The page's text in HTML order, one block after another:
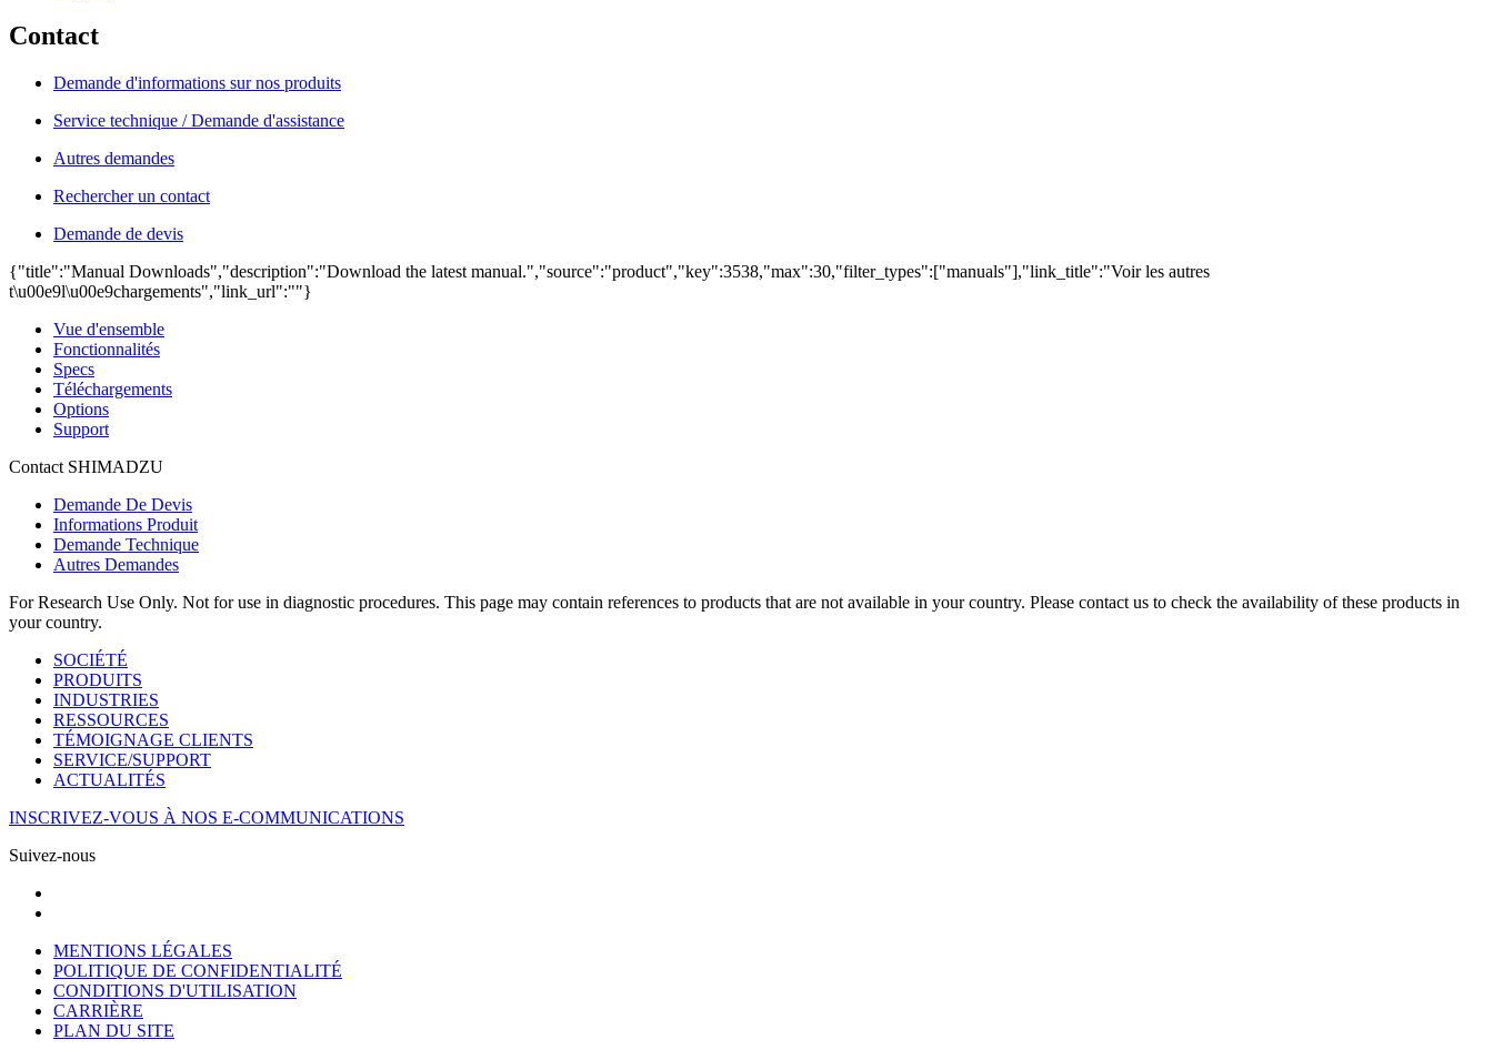
Contact
Demande d'informations sur nos produits
Service technique / Demande d'assistance
Autres demandes
Rechercher un contact
Demande de devis
{"title":"Manual Downloads","description":"Download the latest manual.","source":"product","key":3538,"max":30,"filter_types":["manuals"],"link_title":"Voir les autres
t\u00e9l\u00e9chargements","link_url":""}
Vue d'ensemble
Fonctionnalités
Specs
Téléchargements
Options
Support
Contact SHIMADZU
Demande De Devis
Informations Produit
Demande Technique
Autres Demandes
For Research Use Only. Not for use in diagnostic procedures. This page may contain references to products that are not available in your country. Please contact us to check the availability of these products in
your country.
SOCIÉTÉ
PRODUITS
INDUSTRIES
RESSOURCES
TÉMOIGNAGE CLIENTS
SERVICE/SUPPORT
ACTUALITÉS
INSCRIVEZ-VOUS À NOS E-COMMUNICATIONS
Suivez-nous
MENTIONS LÉGALES
POLITIQUE DE CONFIDENTIALITÉ
CONDITIONS D'UTILISATION
CARRIÈRE
PLAN DU SITE